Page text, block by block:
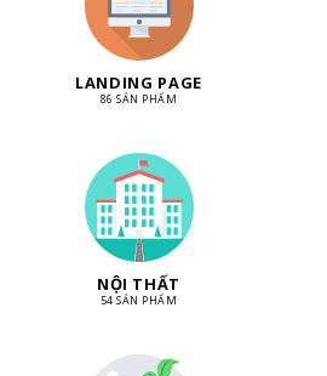
LANDING PAGE
86 SẢN PHẨM
NỘI THẤT
54 SẢN PHẨM